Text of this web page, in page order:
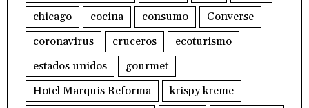
chicago
cocina consumo
Converse
coronavirus
cruceros
ecoturismo
estados unidos
gourmet
Hotel Marquis Reforma
krispy kreme